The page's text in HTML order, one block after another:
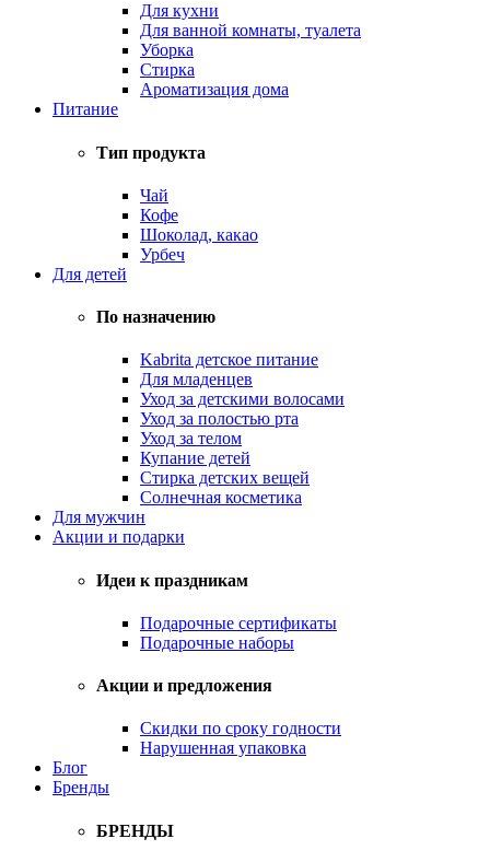
Для кухни
Для ванной комнаты, туалета
Уборка
Стирка
Ароматизация дома
Питание
Тип продукта
Чай
Кофе
Шоколад, какао
Урбеч
Для детей
По назначению
Kabrita детское питание
Для младенцев
Уход за детскими волосами
Уход за полостью рта
Уход за телом
Купание детей
Стирка детских вещей
Солнечная косметика
Для мужчин
Акции и подарки
Идеи к праздникам
Подарочные сертификаты
Подарочные наборы
Акции и предложения
Скидки по сроку годности
Нарушенная упаковка
Блог
Бренды
БРЕНДЫ